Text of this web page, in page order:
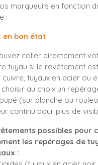
marqueurs en fonction
:
en bon état
coller directement
tuyau si le revêtement
tuyaux en acier ou
au choix un
(sur planche ou
continu pour plus de
possibles pour
les repérages de
: